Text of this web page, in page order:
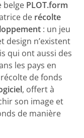
belge PLOT.form
de récolte
: un jeu
design n’existent
qui ont aussi des
les pays en
de fonds
, offert à
son image et
de manière